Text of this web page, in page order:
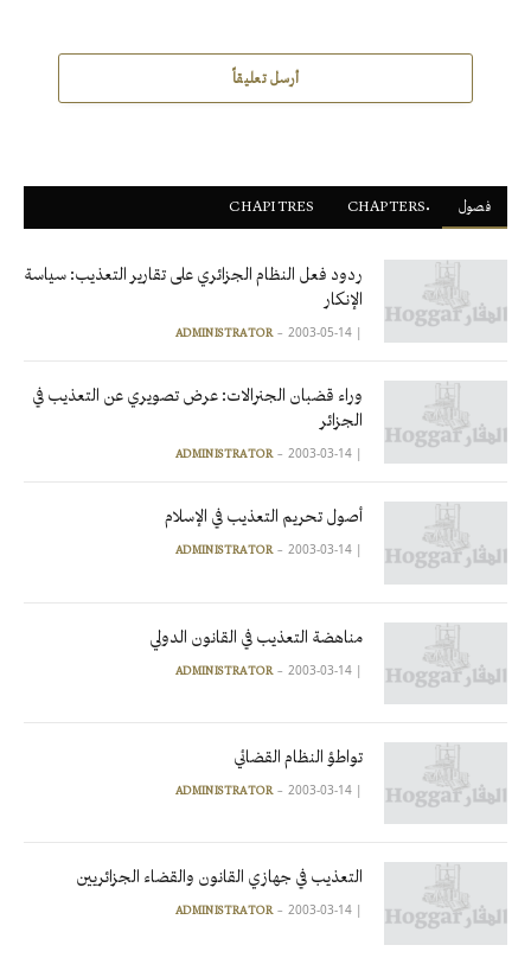
أرسل تعليقاً
فصول CHAPITRES
ردود فعل النظام الجزائري على تقارير التعذيب: سياسة
الإنكار
|
ADMINISTRATOR 2003-05-14
وراء قضبان الجنرالات: عرض تصويري عن التعذيب في
الجزائر
|
ADMINISTRATOR 2003-03-14
أصول تحريم التعذيب في الإسلام
|
ADMINISTRATOR 2003-03-14
مناهضة التعذيب في القانون الدولي
|
ADMINISTRATOR 2003-03-14
تواطؤ النظام القضائي
|
ADMINISTRATOR 2003-03-14
التعذيب في جهازي القانون والقضاء الجزائريين
|
ADMINISTRATOR 2003-03-14